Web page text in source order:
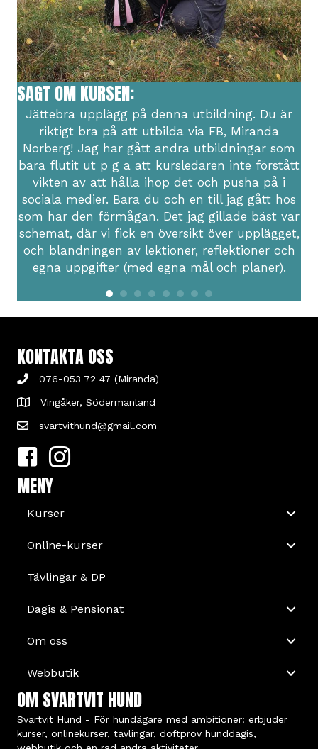
SAGT OM KURSEN:
Jättebra upplägg på denna utbildning. Du är
riktigt bra på att utbilda via FB, Miranda
Norberg! Jag har gått andra utbildningar som
bara flutit ut p g a att kursledaren inte förstått
vikten av att hålla ihop det och pusha på i
sociala medier. Bara du och en till jag gått hos
som har den förmågan. Det jag gillade bäst var
schemat, där vi fick en översikt över upplägget,
och blandningen av lektioner, reflektioner och
egna uppgifter (med egna mål och planer).
KONTAKTA OSS
076-053 72 47 (Miranda)
Vingåker, Södermanland
svartvithund@gmail.com
MENY
Kurser
Online-kurser
Tävlingar & DP
Dagis & Pensionat
Om oss
Webbutik
OM SVARTVIT HUND
Svartvit Hund - För hundägare med ambitioner: erbjuder
kurser, onlinekurser, tävlingar, doftprov hunddagis,